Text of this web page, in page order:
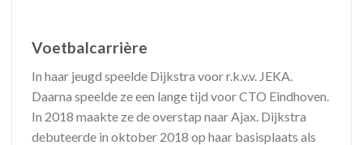
Voetbalcarrière
In haar jeugd speelde Dijkstra voor r.k.v.v. JEKA.
Daarna speelde ze een lange tijd voor CTO Eindhoven.
In 2018 maakte ze de overstap naar Ajax. Dijkstra
debuteerde in oktober 2018 op haar basisplaats als